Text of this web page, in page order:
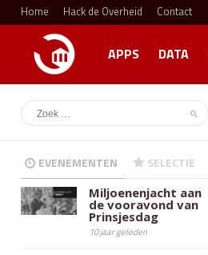
Home Hack de Overheid Contact
APPS DATA
EVENEMENTEN SELECTIE
Miljoenenjacht aan
de vooravond van
Prinsjesdag
10 jaar geleden